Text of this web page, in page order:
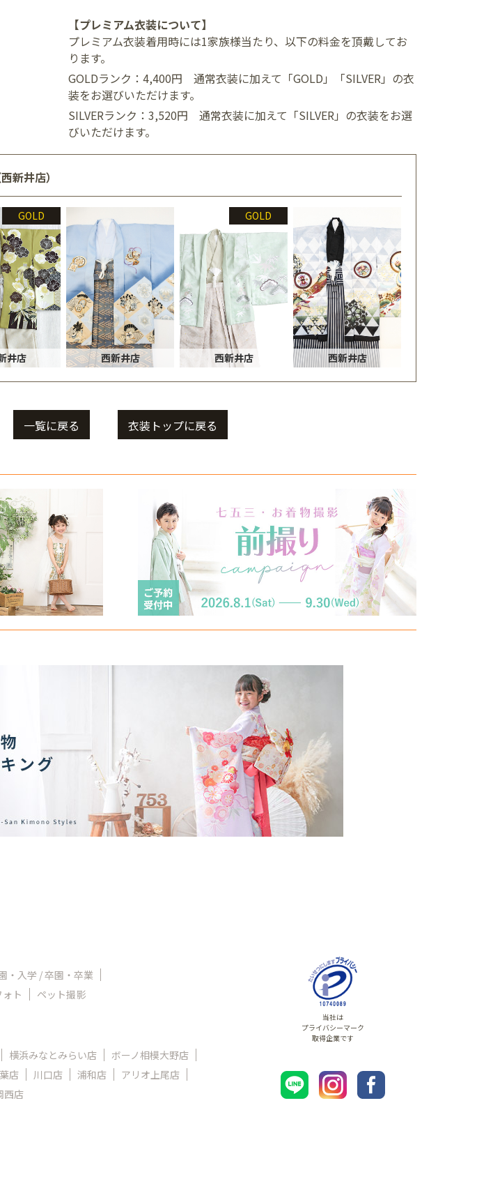
【プレミアム衣装について】
プレミアム衣装着用時には1家族様当たり、以下の料金を頂戴してお
ります。
GOLDランク：4,400円 通常衣装に加えて「GOLD」「SILVER」の衣
装をお選びいただけます。
SILVERランク：3,520円 通常衣装に加えて「SILVER」の衣装をお選
びいただけます。
新井店）
GOLD
井店 西新井店
GOLD
西新井店 西新井店
一覧に戻る 衣装トップに戻る
・入学 / 卒園・卒業
ト ペット撮影
横浜みなとみらい店
ボーノ相模大野店
店 川口店 浦和店
アリオ上尾店
西店
当社は
プライバシーマーク
取得企業です